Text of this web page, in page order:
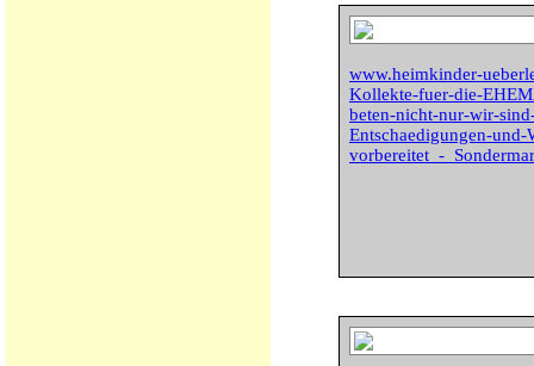
www.heimkinder-
Kollekte-fuer-die-
beten-nicht-nur-wir-
Entschaedigungen-
vorbereitet_-